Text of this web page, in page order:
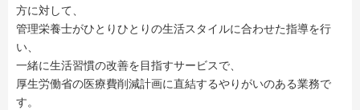
方に対して、
管理栄養士がひとりひとりの生活スタイルに合わせた指導を行
い、
一緒に生活習慣の改善を目指すサービスで、
厚生労働省の医療費削減計画に直結するやりがいのある業務で
す。